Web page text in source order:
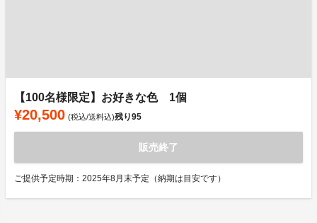
【100名様限定】お好きな色 1個
¥20,500 (税込/送料込)残り95
販売終了
ご提供予定時期：2025年8月末予定（納期は目安です）